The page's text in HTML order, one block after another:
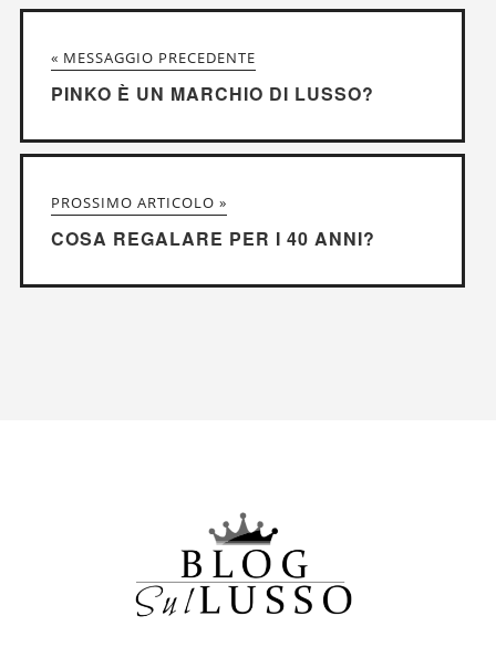
« MESSAGGIO PRECEDENTE
PINKO È UN MARCHIO DI LUSSO?
PROSSIMO ARTICOLO »
COSA REGALARE PER I 40 ANNI?